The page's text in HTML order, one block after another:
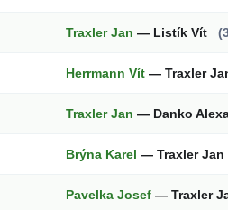
Traxler Jan — Listík Vít
Herrmann Vít — Traxler
Traxler Jan — Danko
Brýna Karel — Traxler Jan
Pavelka Josef — Traxler